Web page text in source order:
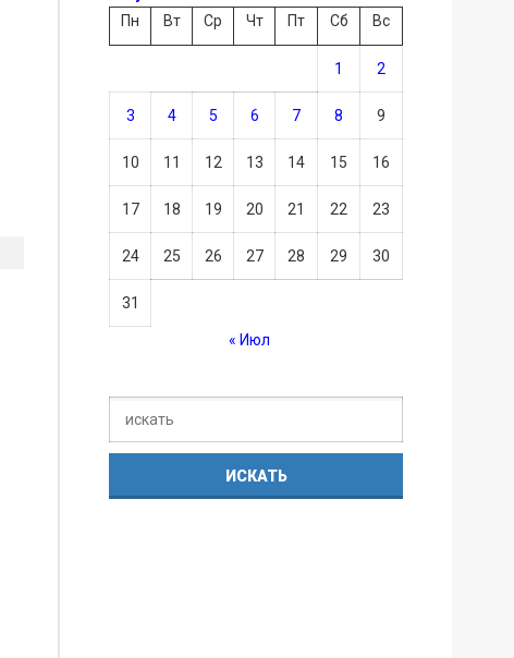
Пн
Вт Ср Чт Пт Сб Вс
1 2
3 4 5 6 7 8 9
10 11 12 13 14 15 16
17 18 19 20 21 22 23
24 25 26 27 28 29 30
31
« Июл